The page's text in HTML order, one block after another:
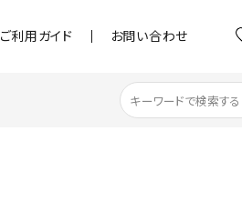
ご利用ガイド お問い合わせ